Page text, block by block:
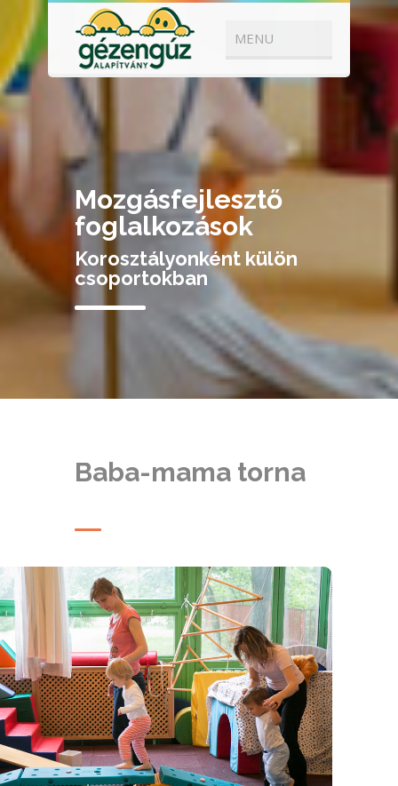
Mozgásfejlesztő
foglalkozások
Korosztályonként külön
csoportokban
Baba-mama torna